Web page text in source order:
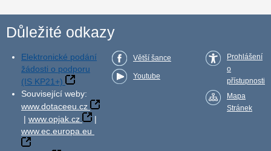
Důležité odkazy
Elektronické podání
žádosti o podporu
(IS KP21+)
Související weby:
www.dotaceeu.cz
| www.opjak.cz
|
www.ec.europa.eu
Větší šance
Youtube
Prohlášení
o
přístupnosti
Mapa
Stránek